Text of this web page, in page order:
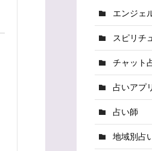
エンジェ
スピリチ
チャット
占いアプ
占い師
地域別占